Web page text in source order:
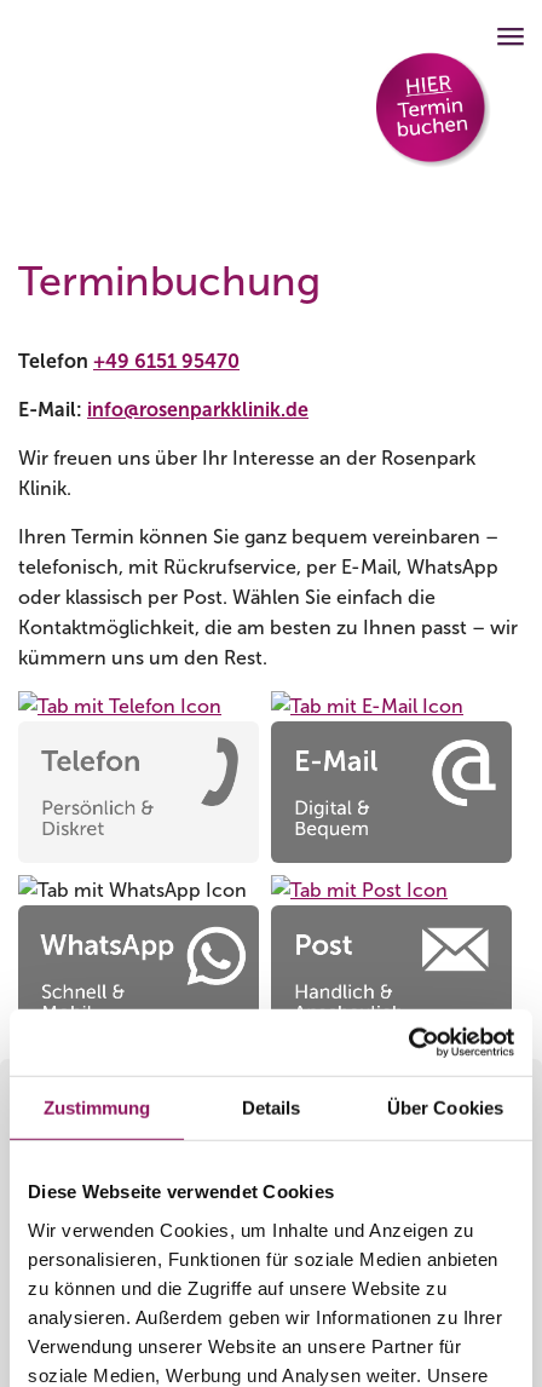
Zustimmung Details Über Cookies
Diese Webseite verwendet Cookies
Wir verwenden Cookies, um Inhalte und Anzeigen zu
personalisieren, Funktionen für soziale Medien anbieten
zu können und die Zugriffe auf unsere Website zu
analysieren. Außerdem geben wir Informationen zu Ihrer
Verwendung unserer Website an unsere Partner für
soziale Medien, Werbung und Analysen weiter. Unsere
Terminbuchung
Telefon +49 6151 95470
E-Mail: info@rosenparkklinik.de
Wir freuen uns über Ihr Interesse an der Rosenpark
Klinik.
Ihren Termin können Sie ganz bequem vereinbaren –
telefonisch, mit Rückrufservice, per E-Mail, WhatsApp
oder klassisch per Post. Wählen Sie einfach die
Kontaktmöglichkeit, die am besten zu Ihnen passt – wir
kümmern uns um den Rest.
Sie haben uns telefonisch nicht erreichen können? Wir
sind (Es ist nur eine Auswahl möglich).
Möchten Sie einen Termin verschieben oder absagen,
nutzen Sie bittenichtunser Rückrufmodul sondern
schreiben uns eine Mail aninfo@rosenparkklinik.de
Verfügbare Rückruftermine